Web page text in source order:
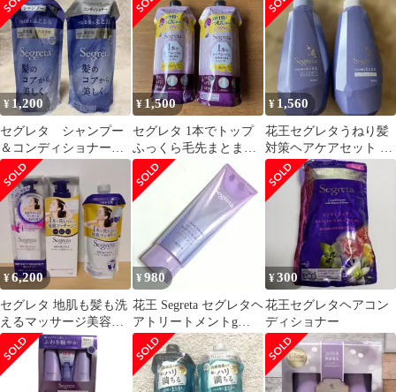
¥ 1,200
セグレタ シャンプー
＆コンディショナー
詰め替え 340ml うね
る髪もまとまる
¥ 1,500
セグレタ 1本でトップ
ふっくら毛先まとまる
シャンプー 詰替用2個
セット
¥ 1,560
花王セグレタうねり髪
対策ヘアケアセット 本
体430ml ２本
¥6,200
セグレタ 地肌も髪も洗
えるマッサージ美容ク
リーム 本体＆詰替用
¥980
花王 Segreta セグレタヘ
アトリートメントg
180g
¥300
花王セグレタヘアコン
ディショナー